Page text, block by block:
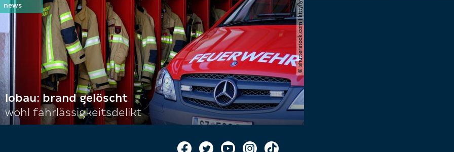
© shutterstock.com | kittyfly
lobau: brand gelöscht
wohl fahrlässigkeitsdelikt